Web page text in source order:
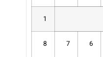
1
6
7
8